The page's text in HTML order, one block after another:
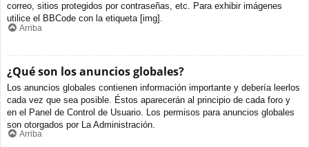
correo, sitios protegidos por contraseñas, etc. Para exhibir imágenes
utilice el BBCode con la etiqueta [img].
Arriba
¿Qué son los anuncios globales?
Los anuncios globales contienen información importante y debería leerlos
cada vez que sea posible. Éstos aparecerán al principio de cada foro y
en el Panel de Control de Usuario. Los permisos para anuncios globales
son otorgados por La Administración.
Arriba